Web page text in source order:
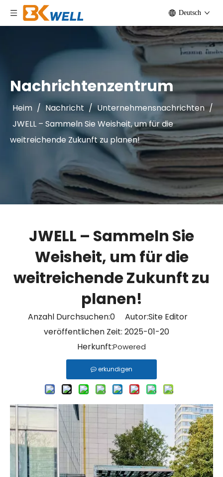
Deutsch
Nachrichtenzentrum
Heim / Nachricht / Unternehmensnachrichten /
JWELL – Sammeln Sie Weisheit, um für die
weitreichende Zukunft zu planen!
JWELL – Sammeln Sie
Weisheit, um für die
weitreichende Zukunft zu
planen!
Anzahl Durchsuchen:0Autor:Site Editor
veröffentlichen Zeit: 2025-01-20
Herkunft:Powered
erkundigen